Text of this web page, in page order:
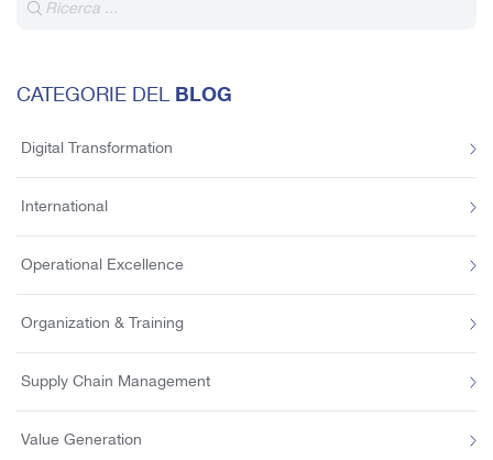
CATEGORIE DEL BLOG
Digital Transformation
International
Operational Excellence
Organization & Training
Supply Chain Management
Value Generation